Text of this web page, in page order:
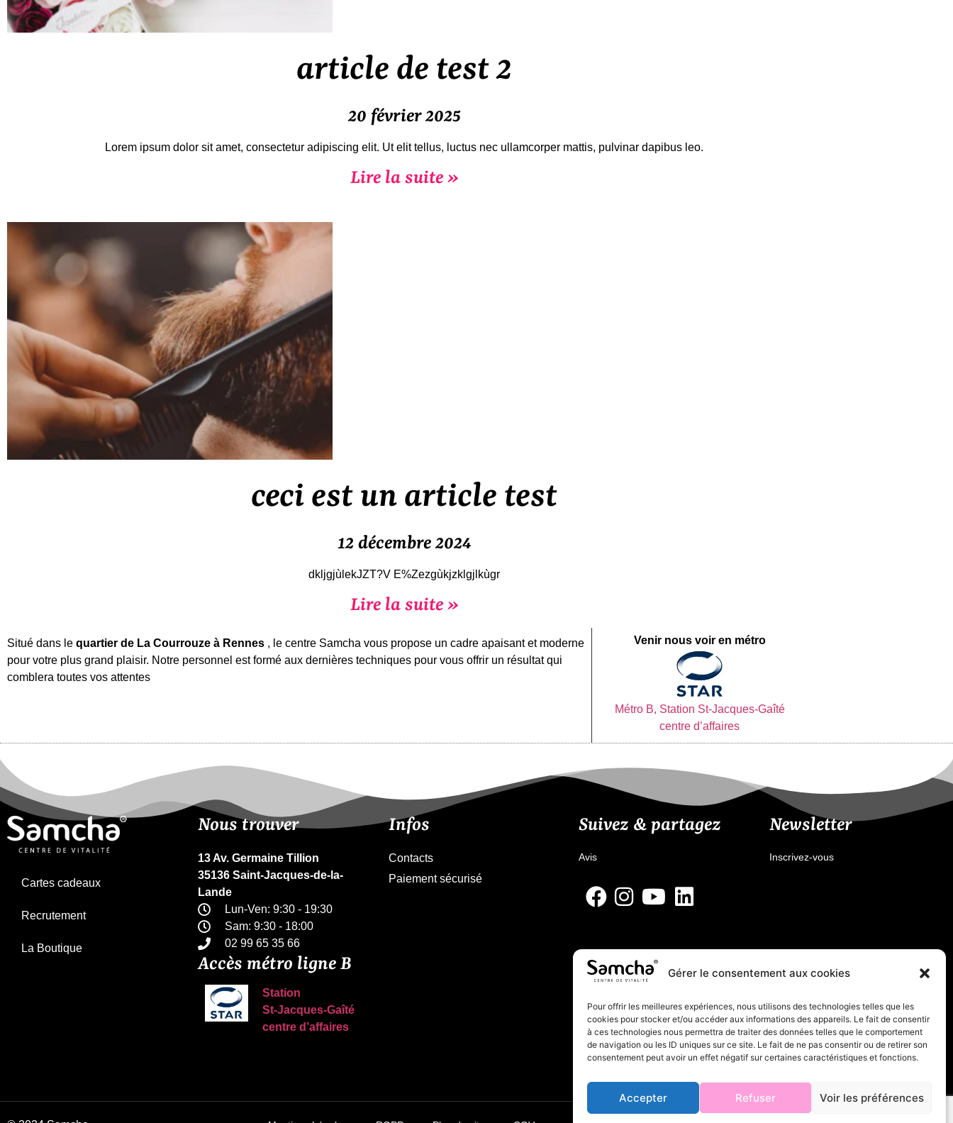
Gérer le consentement aux cookies
Pour offrir les meilleures expériences, nous utilisons des technologies telles que les
cookies pour stocker et/ou accéder aux informations des appareils. Le fait de consentir
à ces technologies nous permettra de traiter des données telles que le comportement
de navigation ou les ID uniques sur ce site. Le fait de ne pas consentir ou de retirer son
consentement peut avoir un effet négatif sur certaines caractéristiques et fonctions.
Accepter Refuser Voir les préférences
article de test 2
20 février 2025
Lorem ipsum dolor sit amet, consectetur adipiscing elit. Ut elit tellus, luctus nec ullamcorper mattis, pulvinar dapibus leo.
Lire la suite »
ceci est un article test
12 décembre 2024
dkljgjùlekJZT?V E%Zezgùkjzklgjlkùgr
Lire la suite »
Situé dans le quartier de La Courrouze à Rennes , le centre Samcha vous propose un cadre apaisant et moderne
pour votre plus grand plaisir. Notre personnel est formé aux dernières techniques pour vous offrir un résultat qui
comblera toutes vos attentes
Venir nous voir en métro
Métro B, Station St-Jacques-Gaîté
centre d’affaires
Cartes cadeaux
Recrutement
La Boutique
Nous trouver
13 Av. Germaine Tillion
35136 Saint-Jacques-de-la-
Lande
Lun-Ven: 9:30 - 19:30
Sam: 9:30 - 18:00
02 99 65 35 66
Accès métro ligne B
Station
St-Jacques-Gaîté
centre d’affaires
Infos
Contacts
Paiement sécurisé
Suivez & partagez
Avis
Newsletter
Inscrivez-vous